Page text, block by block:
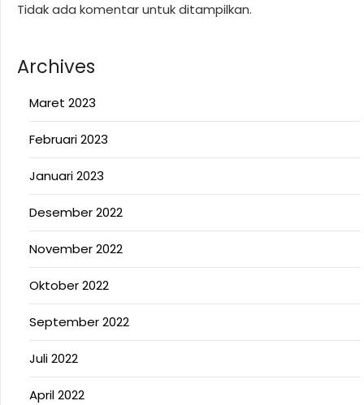
Tidak ada komentar untuk ditampilkan.
Archives
Maret 2023
Februari 2023
Januari 2023
Desember 2022
November 2022
Oktober 2022
September 2022
Juli 2022
April 2022